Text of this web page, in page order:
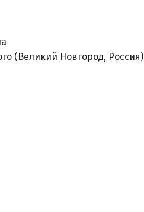
(Великий Новгород, Россия)